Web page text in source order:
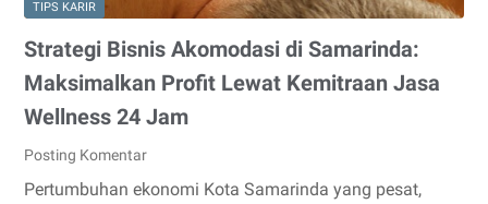
Kamu
TIPS KARIR
Strategi Bisnis Akomodasi di Samarinda:
Maksimalkan Profit Lewat Kemitraan Jasa
Wellness 24 Jam
Posting Komentar
Pertumbuhan ekonomi Kota Samarinda yang pesat,